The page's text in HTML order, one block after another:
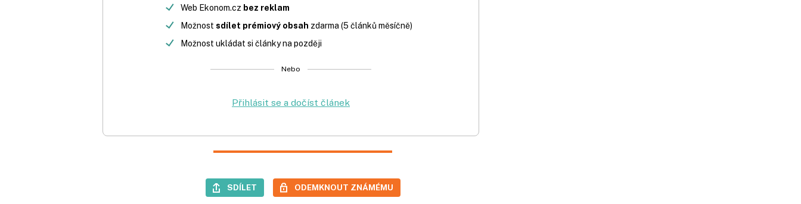
Web Ekonom.cz bez reklam
Možnost sdílet prémiový obsah zdarma (5 článků měsíčně)
Možnost ukládat si články na později
Nebo
Přihlásit se a dočíst článek
SDÍLET ODEMKNOUT ZNÁMÉMU